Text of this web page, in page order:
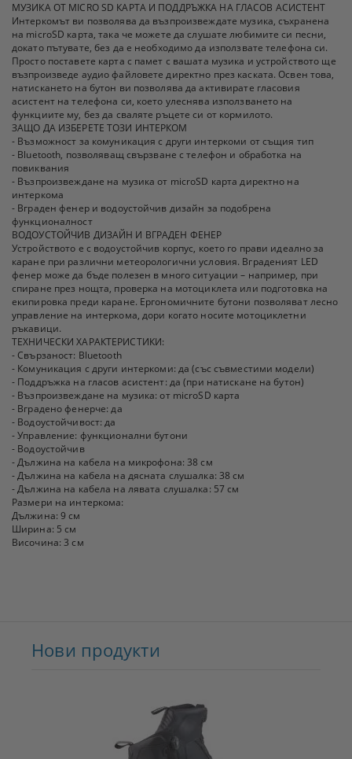
МУЗИКА ОТ MICRO SD КАРТА И ПОДДРЪЖКА НА ГЛАСОВ АСИСТЕНТ
Интеркомът ви позволява да възпроизвеждате музика, съхранена
на microSD карта, така че можете да слушате любимите си песни,
докато пътувате, без да е необходимо да използвате телефона си.
Просто поставете карта с памет с вашата музика и устройството ще
възпроизведе аудио файловете директно през каската. Освен това,
натискането на бутон ви позволява да активирате гласовия
асистент на телефона си, което улеснява използването на
функциите му, без да сваляте ръцете си от кормилото.
ЗАЩО ДА ИЗБЕРЕТЕ ТОЗИ ИНТЕРКОМ
- Възможност за комуникация с други интеркоми от същия тип
- Bluetooth, позволяващ свързване с телефон и обработка на
повиквания
- Възпроизвеждане на музика от microSD карта директно на
интеркома
- Вграден фенер и водоустойчив дизайн за подобрена
функционалност
ВОДОУСТОЙЧИВ ДИЗАЙН И ВГРАДЕН ФЕНЕР
Устройството е с водоустойчив корпус, което го прави идеално за
каране при различни метеорологични условия. Вграденият LED
фенер може да бъде полезен в много ситуации – например, при
спиране през нощта, проверка на мотоциклета или подготовка на
екипировка преди каране. Ергономичните бутони позволяват лесно
управление на интеркома, дори когато носите мотоциклетни
ръкавици.
ТЕХНИЧЕСКИ ХАРАКТЕРИСТИКИ:
- Свързаност: Bluetooth
- Комуникация с други интеркоми: да (със съвместими модели)
- Поддръжка на гласов асистент: да (при натискане на бутон)
- Възпроизвеждане на музика: от microSD карта
- Вградено фенерче: да
- Водоустойчивост: да
- Управление: функционални бутони
- Водоустойчив
- Дължина на кабела на микрофона: 38 см
- Дължина на кабела на дясната слушалка: 38 см
- Дължина на кабела на лявата слушалка: 57 см
Размери на интеркома:
Дължина: 9 см
Ширина: 5 см
Височина: 3 см
Нови продукти